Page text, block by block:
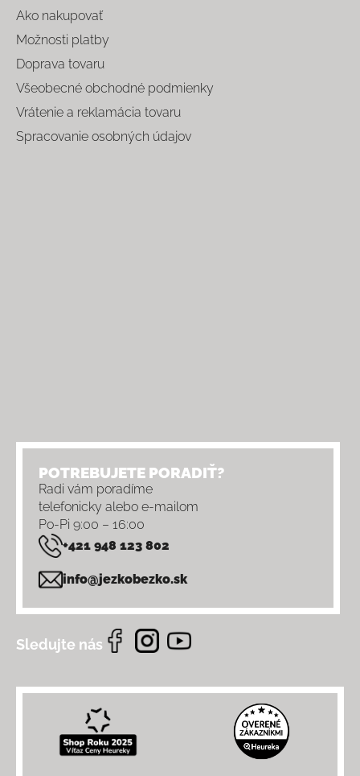
Ako nakupovať
Možnosti platby
Doprava tovaru
Všeobecné obchodné podmienky
Vrátenie a reklamácia tovaru
Spracovanie osobných údajov
POTREBUJETE PORADIŤ?
Radi vám poradíme
telefonicky alebo e-mailom
Po-Pi 9:00 – 16:00
+421 948 123 802
info@jezkobezko.sk
Sledujte nás